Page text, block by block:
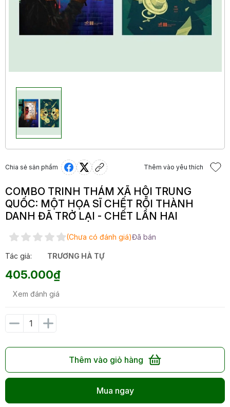
Chia sẻ sản phẩm Thêm vào yêu thích
COMBO TRINH THÁM XÃ HỘI TRUNG
QUỐC: MỘT HỌA SĨ CHẾT RỒI THÀNH
DANH ĐÃ TRỞ LẠI - CHẾT LẦN HAI
(Chưa có đánh giá)Đã bán
Tác giả: TRƯƠNG HÀ TỰ
405.000₫
Xem đánh giá
Thêm vào giỏ hàng
Mua ngay